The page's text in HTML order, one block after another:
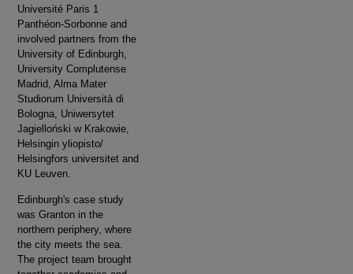
Université Paris 1
Panthéon-Sorbonne and
involved partners from the
University of Edinburgh,
University Complutense
Madrid, Alma Mater
Studiorum Università di
Bologna, Uniwersytet
Jagielloński w Krakowie,
Helsingin yliopisto/
Helsingfors universitet and
KU Leuven.
Edinburgh's case study
was Granton in the
northern periphery, where
the city meets the sea.
The project team brought